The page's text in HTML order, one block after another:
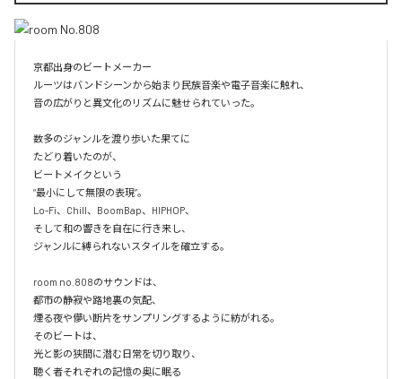
京都出身のビートメーカー
ルーツはバンドシーンから始まり民族音楽や電子音楽に触れ、
音の広がりと異文化のリズムに魅せられていった。
数多のジャンルを渡り歩いた果てに
たどり着いたのが、
ビートメイクという
“最小にして無限の表現”。
Lo-Fi、Chill、BoomBap、HIPHOP、
そして和の響きを自在に行き来し、
ジャンルに縛られないスタイルを確立する。
room no.808のサウンドは、
都市の静寂や路地裏の気配、
煙る夜や儚い断片をサンプリングするように紡がれる。
そのビートは、
光と影の狭間に潜む日常を切り取り、
聴く者それぞれの記憶の奥に眠る